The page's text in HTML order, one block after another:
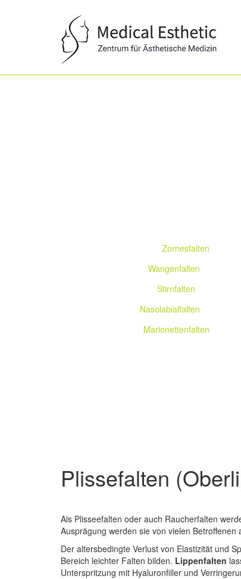
Zornesfalten
Wangenfalten
Stirnfalten
Nasolabialfalten
Marionettenfalten
Plissefalten
Als Plisseefalten oder auch Raucherfalten
Ausprägung werden sie von vielen
Der altersbedingte Verlust von Elastizität und
Bereich leichter Falten bilden. Lippenfalten
Unterspritzung mit Hyaluronfiller und